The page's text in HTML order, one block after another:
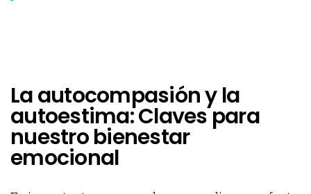
La autocompasión y la
autoestima: Claves para
nuestro bienestar
emocional